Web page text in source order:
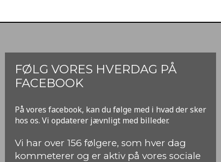
FØLG VORES HVERDAG PÅ
FACEBOOK
​På vores facebook, kan du følge med i hvad der sker
hos os. Vi opdaterer jævnligt med billeder.
​Vi har over 156 følgere, som hver dag
kommeterer og er aktiv på vores sociale